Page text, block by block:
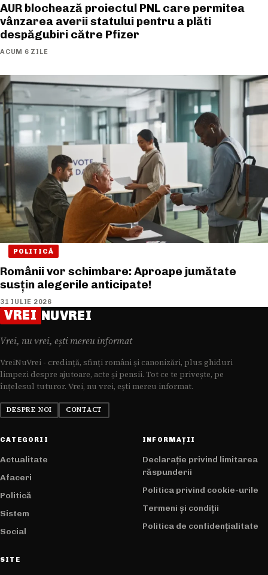
AUR blochează proiectul PNL care permitea
vânzarea averii statului pentru a plăti
despăgubiri către Pfizer
ACUM 6 ZILE
POLITICĂ
Românii vor schimbare: Aproape jumătate
susțin alegerile anticipate!
31 IULIE 2026
VREI NUVREI
Vrei, nu vrei, ești mereu informat
VreiNuVrei - credință, sfinți români și canonizări, plus ghiduri
limpezi despre ajutoare, acte și pensii. Tot ce te privește, pe
înțelesul tuturor. Vrei, nu vrei, ești mereu informat.
DESPRE NOI CONTACT
CATEGORII
Actualitate
Afaceri
Politică
Sistem
Social
INFORMAȚII
Declarație privind limitarea
răspunderii
Politica privind cookie-urile
Termeni și condiții
Politica de confidențialitate
SITE